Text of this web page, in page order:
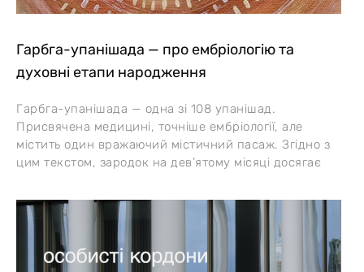
Гарбга-упанішада — про ембріологію та
духовні етапи народження
Гарбга-упанішада — одна зі 108 упанішад.
Присвячена медицині, точніше ембріології, але
містить один вражаючий містичний пасаж. Згідно з
цим текстом, зародок на дев’ятому місяці досягає